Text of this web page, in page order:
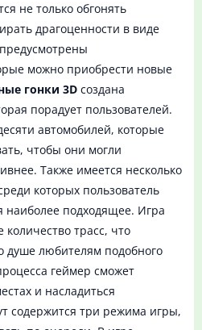
не только обгонять
драгоценности в виде
можно приобрести новые
гонки 3D создана
порадует пользователей.
автомобилей, которые
чтобы они могли
Также имеется несколько
которых пользователь
наиболее подходящее. Игра
трасс, что
душе любителям подобного
геймер сможет
и насладиться
содержится три режима игры,